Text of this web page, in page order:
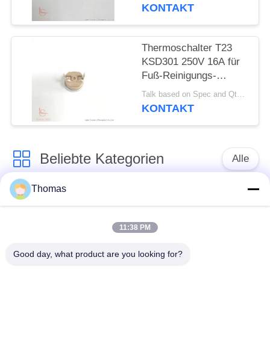
KONTAKT
Thermoschalter T23
KSD301 250V 16A für
Fuß-Reinigungs-
Becken
Talk based on Spec and Qty. MOQ:1000pcs, aber auch Stützprobelauf Menge.
KONTAKT
Beliebte Kategorien Alle
Zurücksetzens
Thomas
11:38 PM
Good day, what product are you looking for?